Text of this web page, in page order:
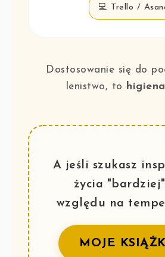
💻 Trello /
Dostosowanie się do
lenistwo, to
A jeśli szukasz
życia
względu na
MOJE